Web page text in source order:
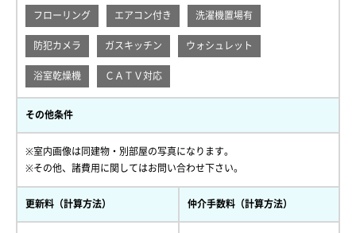
フローリング エアコン付き 洗濯機置場有
防犯カメラ ガスキッチン ウォシュレット
浴室乾燥機 ＣＡＴＶ対応
その他条件
※室内画像は同建物・別部屋の写真になります。
※その他、諸費用に関してはお問い合わせ下さい。
更新料（計算方法） 仲介手数料（計算方法）